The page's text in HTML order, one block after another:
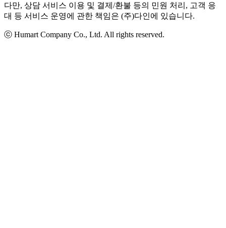
다만, 상담 서비스 이용 및 결제/환불 등의 민원 처리, 고객 응
대 등 서비스 운영에 관한 책임은 (주)다인에 있습니다.
ⓒ Humart Company Co., Ltd. All rights reserved.